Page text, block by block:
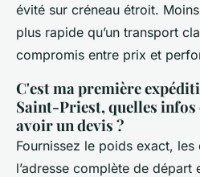
évité sur créneau étroit.
plus rapide qu’un transport
compromis entre prix et
C'est ma première
Saint-Priest, quelles
avoir un devis ?
Fournissez le poids exact,
l’adresse complète de départ